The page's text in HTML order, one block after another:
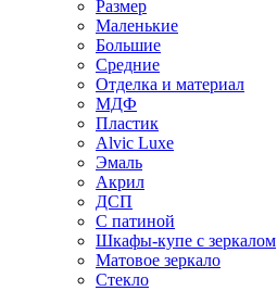
Размер
Маленькие
Большие
Средние
Отделка и материал
МДФ
Пластик
Alvic Luxe
Эмаль
Акрил
ДСП
С патиной
Шкафы-купе с зеркалом
Матовое зеркало
Стекло